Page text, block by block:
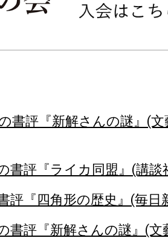
書評『新解さんの謎』(
書評『ライカ同盟』(講談
評『四角形の歴史』(毎日
書評『新解さんの謎』(